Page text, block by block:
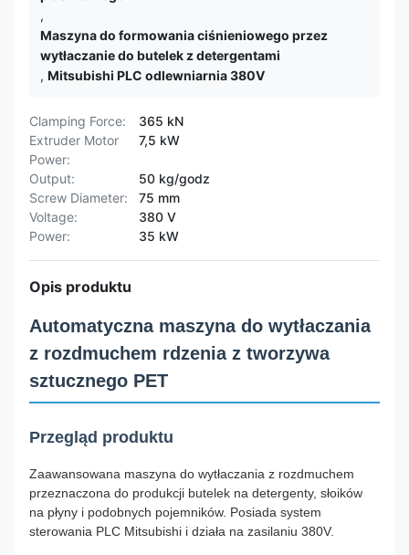
,
Maszyna do formowania ciśnieniowego przez
wytłaczanie do butelek z detergentami
, Mitsubishi PLC odlewniarnia 380V
Clamping Force:
365 kN
Extruder Motor
Power:
7,5 kW
Output:
50 kg/godz
Screw Diameter:
75 mm
Voltage:
380 V
Power:
35 kW
Opis produktu
Automatyczna maszyna do wytłaczania
z rozdmuchem rdzenia z tworzywa
sztucznego PET
Przegląd produktu
Zaawansowana maszyna do wytłaczania z rozdmuchem
przeznaczona do produkcji butelek na detergenty, słoików
na płyny i podobnych pojemników. Posiada system
sterowania PLC Mitsubishi i działa na zasilaniu 380V.